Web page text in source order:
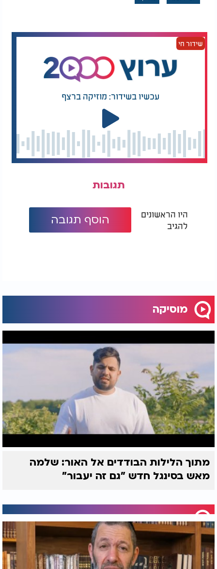
שידור חי
עכשיו בשידור: מוזיקה ברצף
תגובות
היו הראשונים
להגיב
הוסף תגובה
מוסיקה
מתוך הלילות הבודדים אל האור: שלמה
מאש בסינגל חדש "גם זה יעבור"